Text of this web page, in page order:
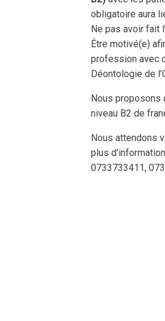
obligatoire aura
Ne pas avoir fait
Être motivé(e)
profession avec
Déontologie de
Nous proposons
niveau B2 de
Nous attendons
plus
0733733411,